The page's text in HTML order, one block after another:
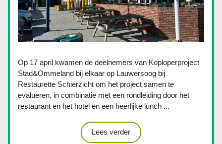
Op 17 april kwamen de deelnemers van Koploperproject
Stad&Ommeland bij elkaar op Lauwersoog bij
Restaurette Schierzicht om het project samen te
evalueren, in combinatie met een rondleiding door het
restaurant en het hotel en een heerlijke lunch ...
Lees verder